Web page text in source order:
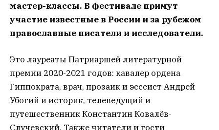
мастер-классы. В фестивале примут
участие известные в России и за рубежом
православные писатели и исследователи.
Это лауреаты Патриаршей литературной
премии 2020-2021 годов: кавалер ордена
Гиппократа, врач, прозаик и эссеист Андрей
Убогий и историк, телеведущий и
путешественник Константин Ковалёв-
Случевский. Также читатели и гости